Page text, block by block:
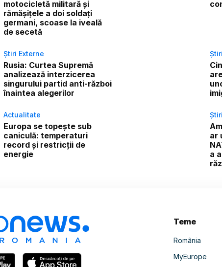
motocicletă militară și
rămășițele a doi soldați
germani, scoase la iveală
de secetă
Știri Externe
Rusia: Curtea Supremă
analizează interzicerea
singurului partid anti-război
înaintea alegerilor
Actualitate
Europa se topește sub
caniculă: temperaturi
record și restricții de
energie
ar
a
Teme
România
MyEurope